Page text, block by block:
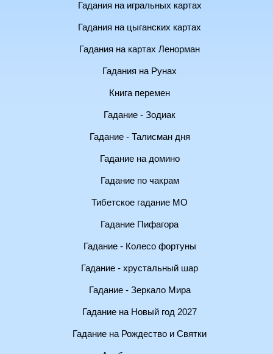
Гадания на игральных картах
Гадания на цыганских картах
Гадания на картах Ленорман
Гадания на Рунах
Книга перемен
Гадание - Зодиак
Гадание - Талисман дня
Гадание на домино
Гадание по чакрам
Тибетское гадание МО
Гадание Пифагора
Гадание - Колесо фортуны
Гадание - хрустальный шар
Гадание - Зеркало Мира
Гадание на Новый год 2027
Гадание на Рождество и Святки